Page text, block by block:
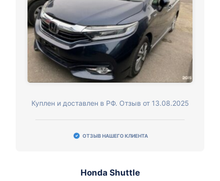
Куплен и доставлен в РФ. Отзыв от 13.08.2025
ОТЗЫВ НАШЕГО КЛИЕНТА
Honda Shuttle